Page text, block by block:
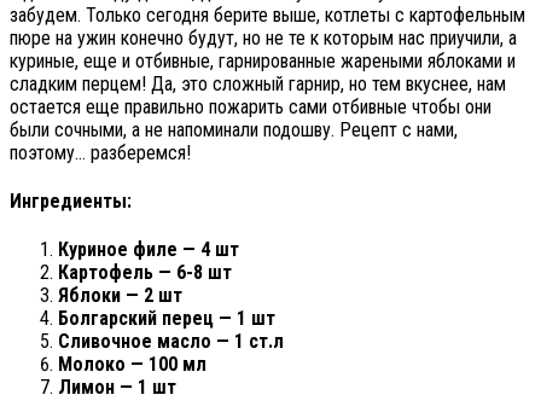
забудем. Только сегодня берите выше, котлеты с картофельным
пюре на ужин конечно будут, но не те к которым нас приучили, а
куриные, еще и отбивные, гарнированные жареными яблоками и
сладким перцем! Да, это сложный гарнир, но тем вкуснее, нам
остается еще правильно пожарить сами отбивные чтобы они
были сочными, а не напоминали подошву. Рецепт с нами,
поэтому… разберемся!
Ингредиенты:
Куриное филе — 4 шт
Картофель — 6-8 шт
Яблоки — 2 шт
Болгарский перец — 1 шт
Сливочное масло — 1 ст.л
Молоко — 100 мл
Лимон — 1 шт